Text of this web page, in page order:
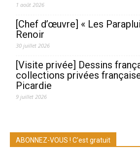
1 août 2026
[Chef d’œuvre] « Les
Renoir
30 juillet 2026
[Visite privée] Dessins
collections privées
Picardie
9 juillet 2026
ABONNEZ-VOUS ! C'est gratuit